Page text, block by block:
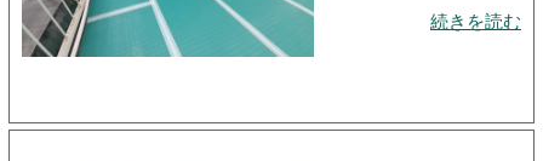
続きを読む